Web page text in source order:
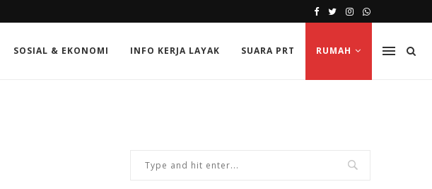
SOSIAL & EKONOMI INFO KERJA LAYAK SUARA PRT RUMAH